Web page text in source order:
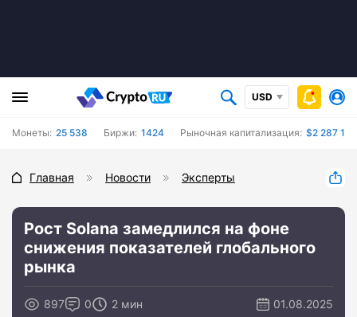
USD
Монеты: 25 538 Биржи: 1424 Рыночная капитализация: $2 287
Главная Новости Эксперты
Рост Solana замедлился на фоне
снижения показателей глобального
рынка
897 0 2 мин 01.08.2025